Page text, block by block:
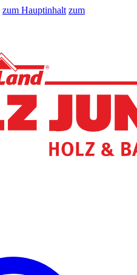
zum Hauptinhalt zum